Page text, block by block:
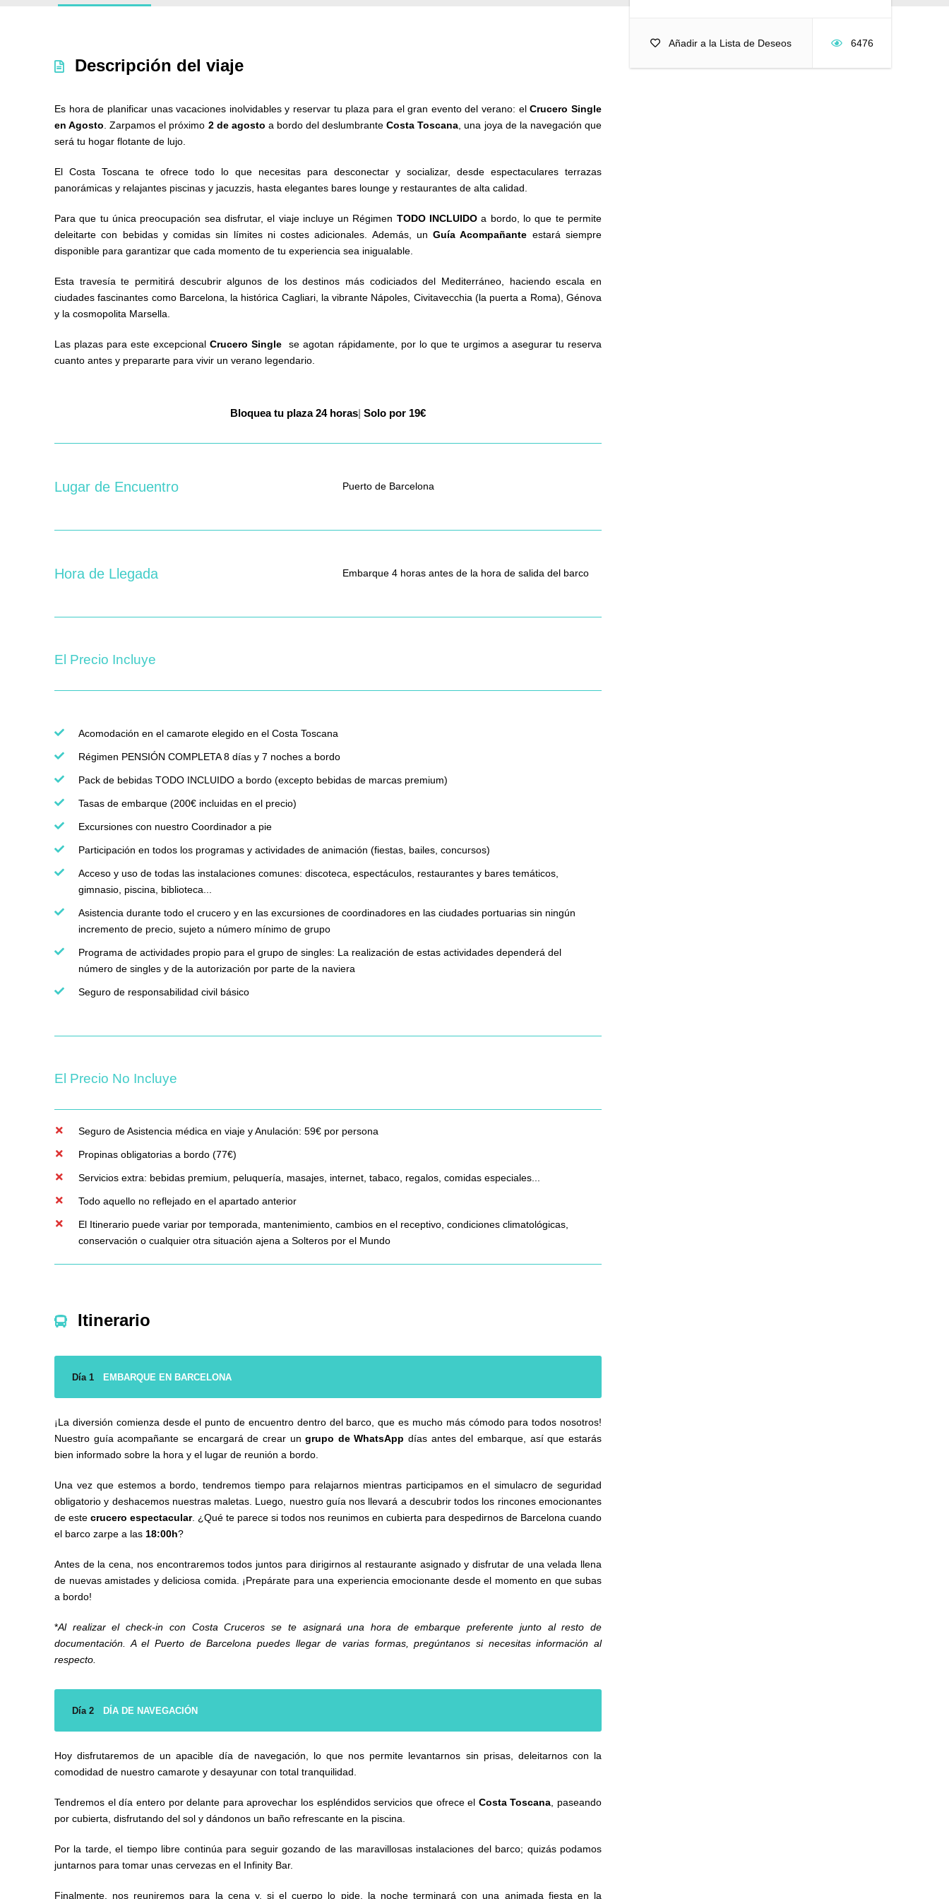
Añadir a la Lista de Deseos 6476
Descripción del viaje
Es hora de planificar unas vacaciones inolvidables y reservar tu plaza para el gran evento del verano: elCrucero Single
en Agosto . Zarpamos el próximo 2 de agosto a bordo del deslumbranteCosta Toscana , una joya de la navegación que
será tu hogar flotante de lujo.
El Costa Toscana te ofrece todo lo que necesitas para desconectar y socializar, desde espectaculares terrazas
panorámicas y relajantes piscinas y jacuzzis, hasta elegantes bares lounge y restaurantes de alta calidad.
Para que tu única preocupación sea disfrutar, el viaje incluye un Régimen TODO INCLUIDO a bordo, lo que te permite
deleitarte con bebidas y comidas sin límites ni costes adicionales. Además, unGuía Acompañante estará siempre
disponible para garantizar que cada momento de tu experiencia sea inigualable.
Esta travesía te permitirá descubrir algunos de los destinos más codiciados del Mediterráneo, haciendo escala en
ciudades fascinantes como Barcelona, la histórica Cagliari, la vibrante Nápoles, Civitavecchia (la puerta a Roma), Génova
y la cosmopolita Marsella.
Las plazas para este excepcionalCrucero Single
se agotan rápidamente, por lo que te urgimos a asegurar tu reserva
cuanto antes y prepararte para vivir un verano legendario.
Bloqueatu|Solo por 19€
Lugar de Encuentro Puerto de Barcelona
Hora de Llegada Embarque 4 horas antes de la hora de salida del barco
El Precio Incluye
Acomodación en el camarote elegido en el Costa Toscana
Régimen PENSIÓN COMPLETA 8 días y 7 noches a bordo
Pack de bebidas TODO INCLUIDO a bordo (excepto bebidas de marcas premium)
Tasas de embarque (200€ incluidas en el precio)
Excursiones con nuestro Coordinador a pie
Participación en todos los programas y actividades de animación (fiestas, bailes, concursos)
Acceso y uso de todas las instalaciones comunes: discoteca, espectáculos, restaurantes y bares temáticos,
gimnasio, piscina, biblioteca...
Asistencia durante todo el crucero y en las excursiones de coordinadores en las ciudades portuarias sin ningún
incremento de precio, sujeto a número mínimo de grupo
Programa de actividades propio para el grupo de singles: La realización de estas actividades dependerá del
número de singles y de la autorización por parte de la naviera
Seguro de responsabilidad civil básico
El Precio No Incluye
Seguro de Asistencia médica en viaje y Anulación: 59€ por persona
Propinas obligatorias a bordo (77€)
Servicios extra: bebidas premium, peluquería, masajes, internet, tabaco, regalos, comidas especiales...
Todo aquello no reflejado en el apartado anterior
El Itinerario puede variar por temporada, mantenimiento, cambios en el receptivo, condiciones climatológicas,
conservación o cualquier otra situación ajena a Solteros por el Mundo
Itinerario
Día 1 EMBARQUE EN BARCELONA
¡La diversión comienza desde el punto de encuentro dentro del barco, que es mucho más cómodo para todos nosotros!
Nuestro guía acompañante se encargará de crear ungrupo de WhatsApp días antes del embarque, así que estarás
bien informado sobre la hora y el lugar de reunión a bordo.
Una vez que estemos a bordo, tendremos tiempo para relajarnos mientras participamos en el simulacro de seguridad
obligatorio y deshacemos nuestras maletas. Luego, nuestro guía nos llevará a descubrir todos los rincones emocionantes
de este crucero espectacular. ¿Qué te parece si todos nos reunimos en cubierta para despedirnos de Barcelona cuando
el barco zarpe a las 18:00h?
Antes de la cena, nos encontraremos todos juntos para dirigirnos al restaurante asignado y disfrutar de una velada llena
de nuevas amistades y deliciosa comida. ¡Prepárate para una experiencia emocionante desde el momento en que subas
a bordo!
*Al realizar el check-in con Costa Cruceros se te asignará una hora de embarque preferente junto al resto de
documentación. A el Puerto de Barcelona puedes llegar de varias formas, pregúntanos si necesitas información al
respecto.
Día 2 DÍA DE NAVEGACIÓN
Hoy disfrutaremos de un apacible día de navegación, lo que nos permite levantarnos sin prisas, deleitarnos con la
comodidad de nuestro camarote y desayunar con total tranquilidad.
Tendremos el día entero por delante para aprovechar los espléndidos servicios que ofrece el Costa Toscana , paseando
por cubierta, disfrutando del sol y dándonos un baño refrescante en la piscina.
Por la tarde, el tiempo libre continúa para seguir gozando de las maravillosas instalaciones del barco; quizás podamos
juntarnos para tomar unas cervezas en el Infinity Bar.
Finalmente, nos reuniremos para la cena y, si el cuerpo lo pide, la noche terminará con una animada fiesta en la